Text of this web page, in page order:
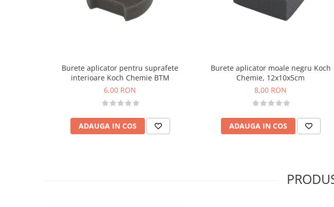
Burete aplicator pentru suprafete
interioare Koch Chemie BTM
6,00 RON
ADAUGA IN COS
Burete aplicator moale negru Koch
Chemie, 12x10x5cm
8,00 RON
ADAUGA IN COS